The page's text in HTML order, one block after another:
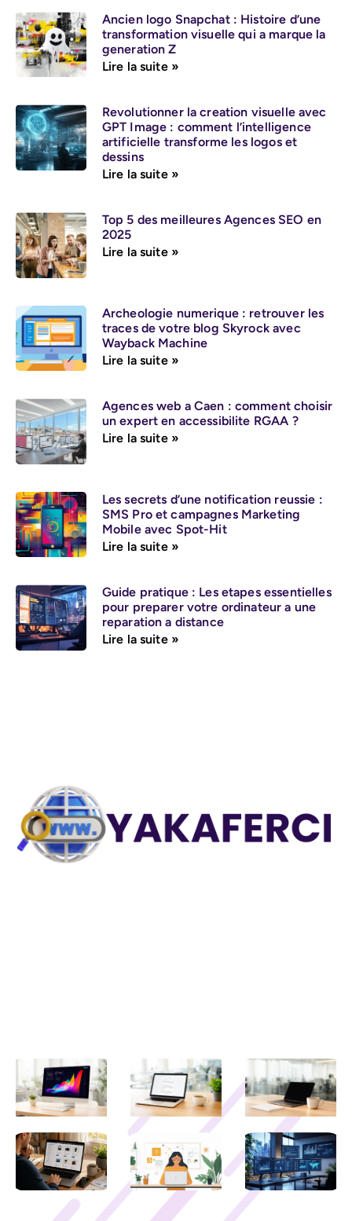
Ancien logo Snapchat : Histoire d’une
transformation visuelle qui a marque la
generation Z
Lire la suite »
Revolutionner la creation visuelle avec
GPT Image : comment l’intelligence
artificielle transforme les logos et
dessins
Lire la suite »
Top 5 des meilleures Agences SEO en
2025
Lire la suite »
Archeologie numerique : retrouver les
traces de votre blog Skyrock avec
Wayback Machine
Lire la suite »
Agences web a Caen : comment choisir
un expert en accessibilite RGAA ?
Lire la suite »
Les secrets d’une notification reussie :
SMS Pro et campagnes Marketing
Mobile avec Spot-Hit
Lire la suite »
Guide pratique : Les etapes essentielles
pour preparer votre ordinateur a une
reparation a distance
Lire la suite »